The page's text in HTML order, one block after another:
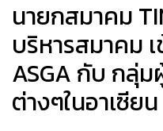
นายกสมาคม
บริหารสมาคม
ASGA กับ กลุ่ม
ต่างๆในอาเซียน